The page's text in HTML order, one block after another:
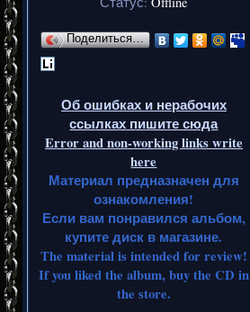
Поделиться…
Об ошибках и нерабочих
ссылках пишите сюда
Error and non-working links write
here
Материал предназначен для
ознакомления!
Если вам понравился альбом,
купите диск в магазине.
The material is intended for review!
If you liked the album, buy the CD in
the store.